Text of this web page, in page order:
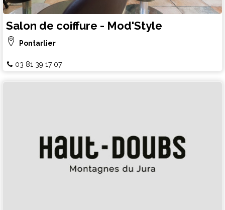
Salon de coiffure - Mod'Style
Pontarlier
03 81 39 17 07